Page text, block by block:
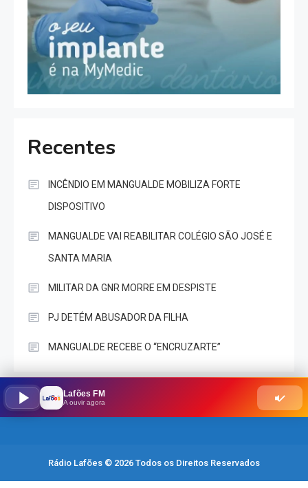
Recentes
INCÊNDIO EM MANGUALDE MOBILIZA FORTE
DISPOSITIVO
MANGUALDE VAI REABILITAR COLÉGIO SÃO JOSÉ E
SANTA MARIA
MILITAR DA GNR MORRE EM DESPISTE
PJ DETÉM ABUSADOR DA FILHA
MANGUALDE RECEBE O “ENCRUZARTE”
Rádio Lafões © 2026 Todos os Direitos Reservados
Lafões FM
A ouvir agora